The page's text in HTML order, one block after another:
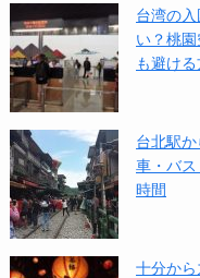
台湾の
い？桃
も避け
台北駅
車・バス
時間
十分か